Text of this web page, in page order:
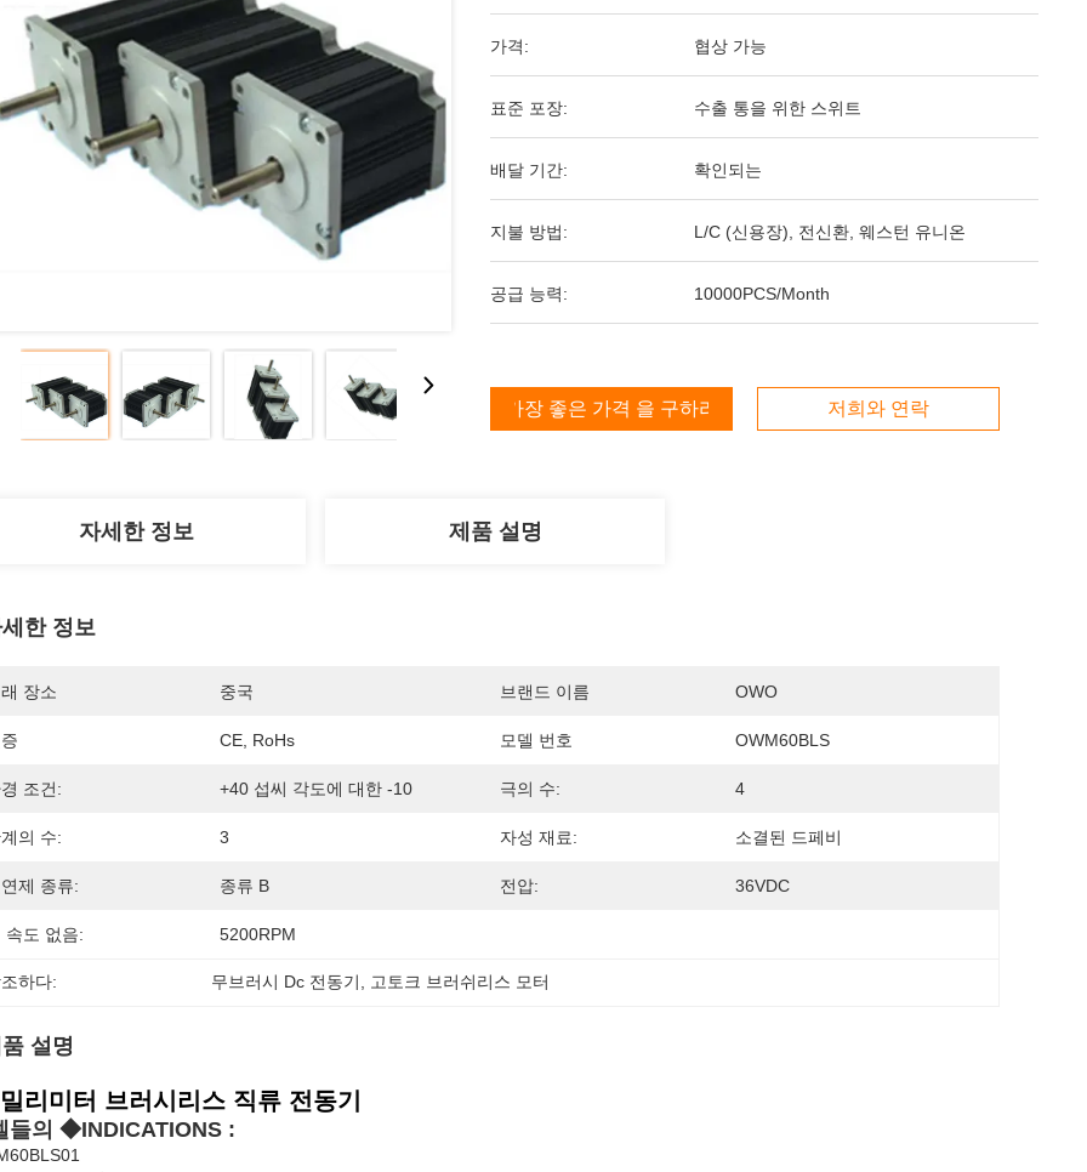
가격: 협상 가능
표준 포장: 수출 통을 위한 스위트
배달 기간: 확인되는
지불 방법: L/C (신용장), 전신환, 웨스턴 유니온
공급 능력: 10000PCS/Month
가장 좋은 가격 을 구하라 저희와 연락
자세한 정보 제품 설명
한 정보
장소 중국 브랜드 이름 OWO
CE, RoHs 모델 번호 OWM60BLS
조건: +40 섭씨 각도에 대한 -10 극의 수: 4
의 수: 3 자성 재료: 소결된 드페비
제 종류: 종류 B 전압: 36VDC
속도 없음: 5200RPM
하다: 무브러시 Dc 전동기 고토크 브러쉬리스 모터
설명
리미터 브러시리스 직류 전동기
들의 ◆INDICATIONS :